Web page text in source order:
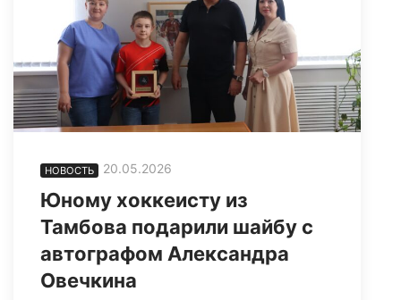
НОВОСТЬ 20.05.2026
Юному хоккеисту из
Тамбова подарили шайбу с
автографом Александра
Овечкина